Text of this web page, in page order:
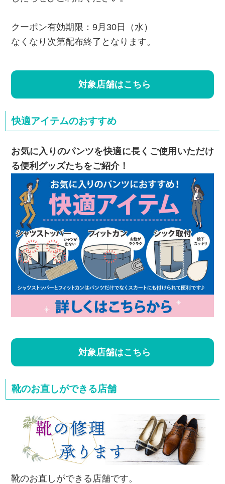
クーポン有効期限：9月30日（水）
なくなり次第配布終了となります。
対象店舗はこちら
快適アイテムのおすすめ
お気に入りのパンツを快適に長くご使用いただけ
る便利グッズたちをご紹介！
対象店舗はこちら
靴のお直しができる店舗
靴のお直しができる店舗です。